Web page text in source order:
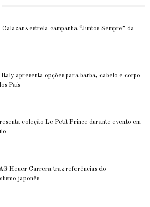
estrela campanha “Juntos Sempre” da
apresenta opções para barba, cabelo e corpo
Pais
coleção Le Petit Prince durante evento em
Heuer Carrera traz referências do
japonês